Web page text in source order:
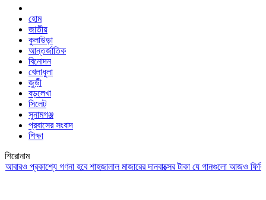
হোম
জাতীয়
কুলাউড়া
আন্তর্জাতিক
বিনোদন
খেলাধুলা
জুড়ী
বড়লেখা
সিলেট
সুনামগঞ্জ
প্রবাসের সংবাদ
শিক্ষা
শিরোনাম
প্রকাশ্যে গণনা হবে শাহজালাল মাজারের দানবাক্সের টাকাযে গানগুলো আজও ফিরিয়ে